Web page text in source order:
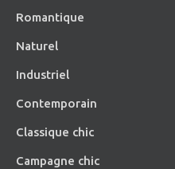
Romantique
Naturel
Industriel
Contemporain
Classique chic
Campagne chic